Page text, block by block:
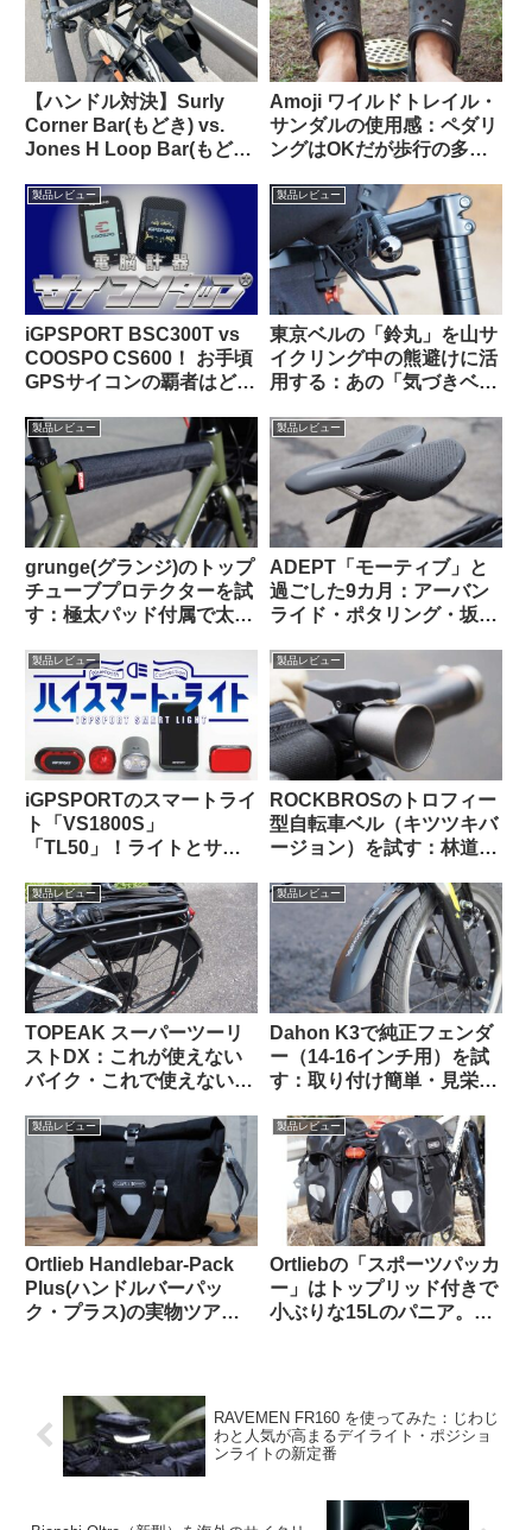
【ハンドル対決】Surly
Corner Bar(もどき) vs.
Jones H Loop Bar(もど
は…
Amoji ワイルドトレイル・
サンダルの使用感：ペダリ
ングはOKだが歩行の多い
CROCSの快適さに及ばず
製品レビュー
iGPSPORT BSC300T vs
COOSPO CS600！ お手頃
GPSサイコンの覇者はどっ
製品レビュー
東京ベルの「鈴丸」を山サ
イクリング中の熊避けに活
用する：あの「気づきベ
るようにした感じで超便利
製品レビュー
grunge(グランジ)のトップ
チューブプロテクターを試
す：極太パッド付属で太め
【rin project製品との比較
も】
製品レビュー
ADEPT「モーティブ」と
過ごした9カ月：アーバン
ライド・ポタリング・坂道
ノーズサドル
製品レビュー
iGPSPORTのスマートライ
ト「VS1800S」
「TL50」！ライトとサイ
揃えると、新しい扉が開く
かも！
製品レビュー
ROCKBROSのトロフィー
型自転車ベル（キツツキバ
ージョン）を試す：林道サ
リ出会わないために…
製品レビュー
TOPEAK スーパーツーリ
ストDX：これが使えない
バイク・これで使えないバ
思えるほど万能なリアラッ
クの優等生
製品レビュー
Dahon K3で純正フェンダ
ー（14-16インチ用）を試
す：取り付け簡単・見栄え
きる？
製品レビュー
Ortlieb Handlebar-Pack
Plus(ハンドルバーパッ
ク・プラス)の実物ツア
製品レビュー
Ortliebの「スポーツパッカ
ー」はトップリッド付きで
小ぶりな15Lのパニア。ど
RAVEMEN FR160 を使ってみた：じわじ
わと人気が高まるデイライト・ポジショ
ンライトの新定番